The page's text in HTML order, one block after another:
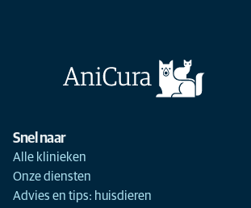
Snel naar
Alle klinieken
Onze diensten
Advies en tips: huisdieren